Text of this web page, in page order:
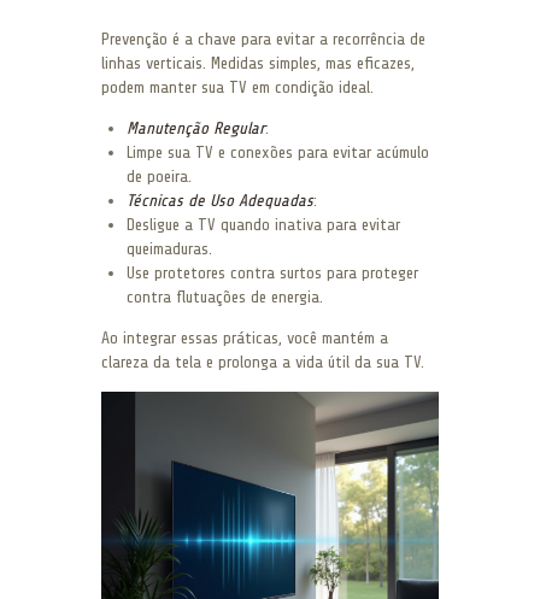
Prevenção é a chave para evitar a recorrência de
linhas verticais. Medidas simples, mas eficazes,
podem manter sua TV em condição ideal.
Manutenção Regular:
Limpe sua TV e conexões para evitar acúmulo
de poeira.
Técnicas de Uso Adequadas:
Desligue a TV quando inativa para evitar
queimaduras.
Use protetores contra surtos para proteger
contra flutuações de energia.
Ao integrar essas práticas, você mantém a
clareza da tela e prolonga a vida útil da sua TV.